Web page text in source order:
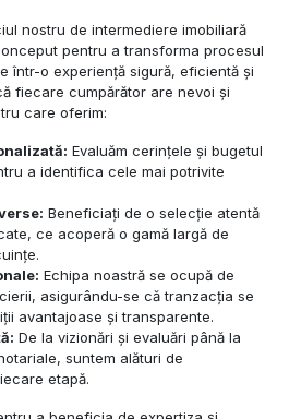
nostru de intermediere imobiliară
pentru a transforma procesul
într-o experiență sigură, eficientă și
fiecare cumpărător are nevoi și
care oferim:
Evaluăm cerințele și bugetul
a identifica cele mai potrivite
Beneficiați de o selecție atentă
ce acoperă o gamă largă de
Echipa noastră se ocupă de
asigurându-se că tranzacția se
avantajoase și transparente.
De la vizionări și evaluări până la
suntem alături de
etapă.